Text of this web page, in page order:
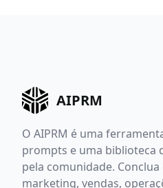
AIPRM
O AIPRM é uma
prompts e uma biblioteca
pela comunidade.
marketing, vendas,